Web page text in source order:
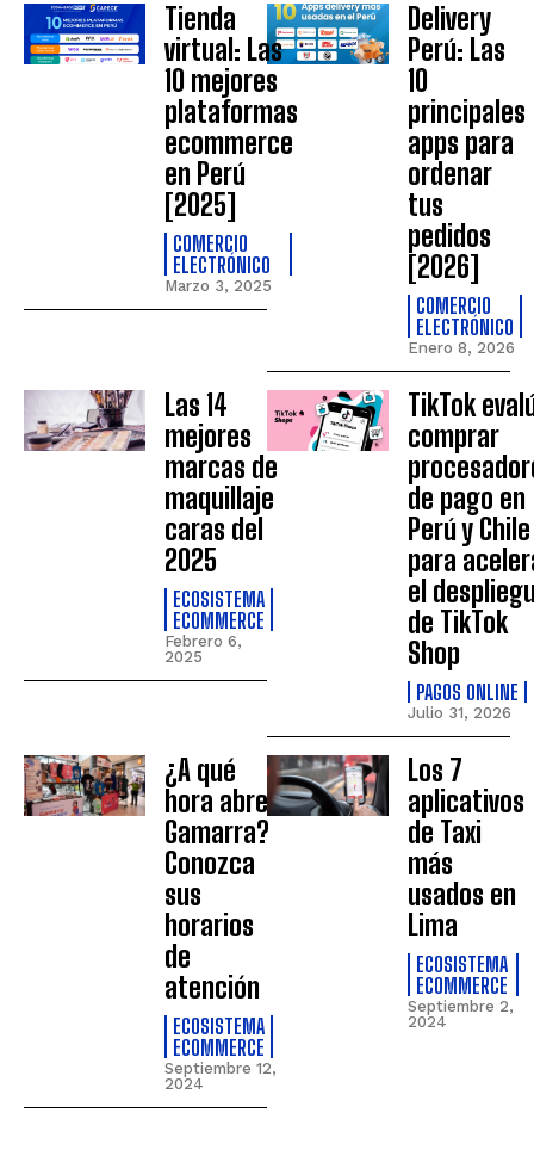
Tienda
virtual: Las
10 mejores
plataformas
ecommerce
en Perú
[2025]
COMERCIO
ELECTRÓNICO
Marzo 3, 2025
Delivery
Perú: Las
10
principales
apps para
ordenar
tus
pedidos
[2026]
COMERCIO
ELECTRÓNICO
Enero 8, 2026
Las 14
mejores
marcas de
maquillaje
caras del
2025
ECOSISTEMA
ECOMMERCE
Febrero 6,
2025
TikTok
comprar
de pago en
Perú y Chile
para
el
de TikTok
Shop
PAGOS ONLINE
Julio 31, 2026
¿A qué
hora abre
Gamarra?
Conozca
sus
horarios
de
atención
ECOSISTEMA
ECOMMERCE
Septiembre 12,
2024
Los 7
aplicativos
de Taxi
más
usados en
Lima
ECOSISTEMA
ECOMMERCE
Septiembre 2,
2024